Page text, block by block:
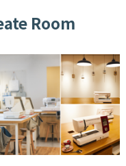
Room